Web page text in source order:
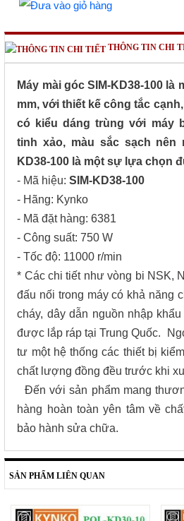
THÔNG TIN CHI
Máy mài góc SIM-KD38-100 là
mm, với thiết kế công tắc
có kiểu dáng trùng với máy
tinh xảo, màu sắc sạch nên
KD38-100 là một sự lựa chọn
- Mã hiệu:SIM-KD38-100
- Hãng: Kynko
- Mã đặt hàng: 6381
- Công suất: 750 W
- Tốc độ: 11000 r/min
* Các chi tiết như vòng bi NSK,
đấu nối trong máy có khả năng
cháy, dây dẫn nguồn nhập
được lắp ráp tại Trung Quốc.
tư một hệ thống các thiết bị
chất lượng đồng đều trước khi
Đến với sản phẩm mang
hàng hoàn toàn yên tâm về
bảo hành sửa chữa.
SẢN PHẨM LIÊN QUAN